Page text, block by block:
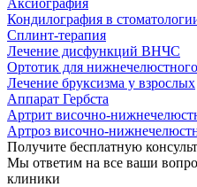
Аксиография
Кондилография в
Сплинт-терапия
Лечение дисфункций ВНЧС
Ортотик для нижнечелюстного
Лечение бруксизма у взрослых
Аппарат Гербста
Артрит височно-
Артроз височно-
Получите бесплатную
Мы ответим на все ваши
клиники